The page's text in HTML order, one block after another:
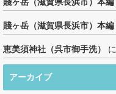
賤ヶ岳（滋賀県長浜市）本編
恵美須神社（呉市御手洗） に
アーカイブ